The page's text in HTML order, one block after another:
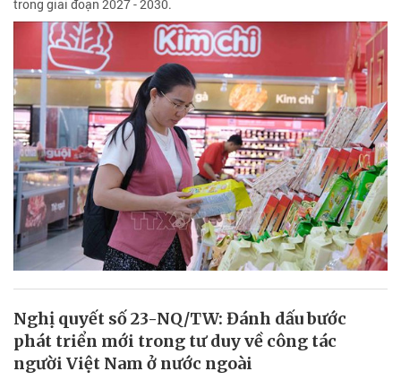
trong giai đoạn 2027 - 2030.
Nghị quyết số 23-NQ/TW: Đánh dấu bước
phát triển mới trong tư duy về công tác
người Việt Nam ở nước ngoài